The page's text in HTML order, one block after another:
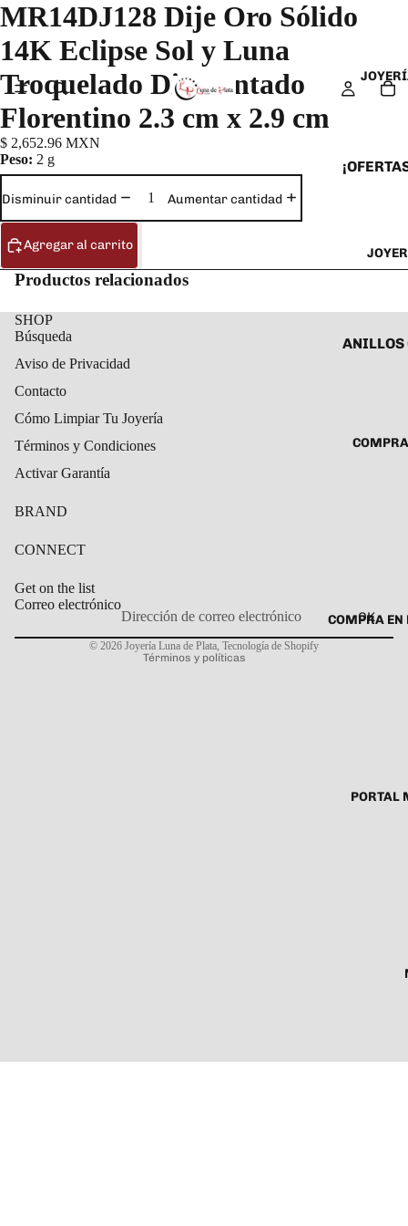
DIJES Y
SET DE
ANILLOS
COMPRA EN
PORTAL
MR14DJ128 Dije Oro Sólido
14K Eclipse Sol y Luna
Troquelado Diamantado
Florentino 2.3 cm x 2.9 cm
$ 2,652.96 MXN
Peso: 2 g
Disminuir cantidad Aumentar cantidad
Agregar al carrito
Productos relacionados
SHOP
Búsqueda
Aviso de Privacidad
Contacto
Cómo Limpiar Tu Joyería
Términos y Condiciones
Activar Garantía
BRAND
CONNECT
Get on the list
Correo electrónico
OK
© 2026 Joyería Luna de Plata Tecnología de Shopify
Términos y políticas
Política de privacidad